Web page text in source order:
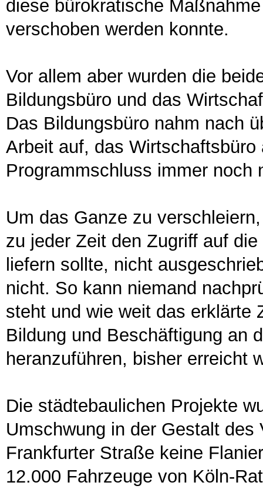
diese bürokratische
verschoben werden konnte.
Vor allem aber wurden die
Bildungsbüro und das
Das Bildungsbüro nahm nach
Arbeit auf, das
Programmschluss immer noch
Um das Ganze zu
zu jeder Zeit den Zugriff auf
liefern sollte, nicht
nicht. So kann niemand
steht und wie weit das erklärte
Bildung und Beschäftigung an
heranzuführen, bisher erreicht
Die städtebaulichen Projekte
Umschwung in der Gestalt
Frankfurter Straße keine
12.000 Fahrzeuge von Köln-